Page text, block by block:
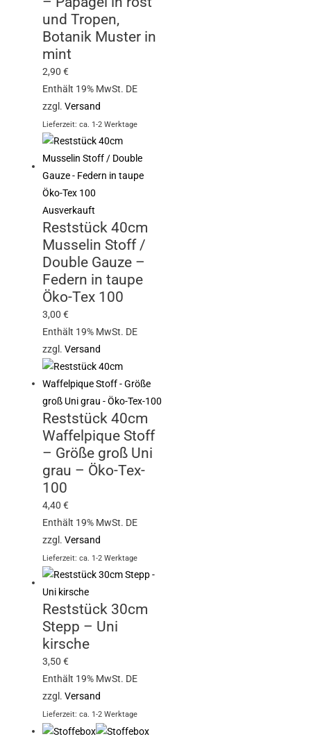
und Tropen,
Botanik Muster in
mint
2,90€
Enthält 19% MwSt. DE
zzgl.Versand
Lieferzeit: ca. 1-2 Werktage
Ausverkauft
Reststück 40cm
Musselin Stoff /
Double Gauze –
Federn in taupe
Öko-Tex 100
3,00€
Enthält 19% MwSt. DE
zzgl.Versand
Reststück 40cm
Waffelpique Stoff
– Größe groß Uni
grau – Öko-Tex-
100
4,40€
Enthält 19% MwSt. DE
zzgl.Versand
Lieferzeit: ca. 1-2 Werktage
Reststück 30cm
Stepp – Uni
kirsche
3,50€
Enthält 19% MwSt. DE
zzgl.Versand
Lieferzeit: ca. 1-2 Werktage